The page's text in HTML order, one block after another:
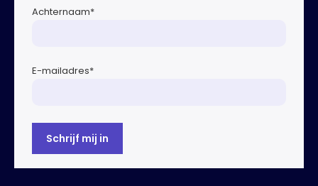
Achternaam*
E-mailadres*